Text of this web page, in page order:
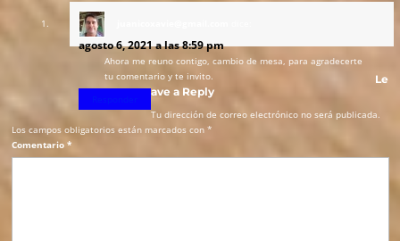
agosto 6, 2021 a las 8:59 pm
Ahora me reuno contigo, cambio de mesa, para agradecerte
tu comentario y te invito.
Le
ave a Reply
Tu dirección de correo electrónico no será publicada.
Los campos obligatorios están marcados con *
Comentario *